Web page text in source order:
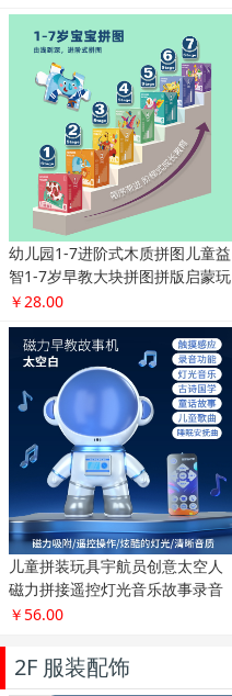
幼儿园1-7进阶式木质拼图儿童益
智1-7岁早教大块拼图拼版启蒙玩
具
￥28.00
儿童拼装玩具宇航员创意太空人
磁力拼接遥控灯光音乐故事录音
机
￥56.00
2F 服装配饰